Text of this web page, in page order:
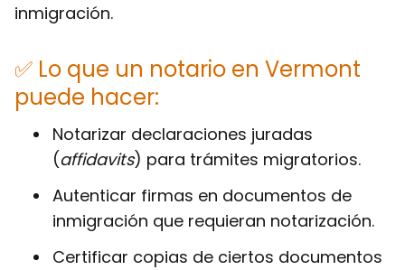
inmigración.
✅ Lo que un notario en Vermont
puede hacer:
Notarizar declaraciones juradas
(affidavits) para trámites migratorios.
Autenticar firmas en documentos de
inmigración que requieran notarización.
Certificar copias de ciertos documentos